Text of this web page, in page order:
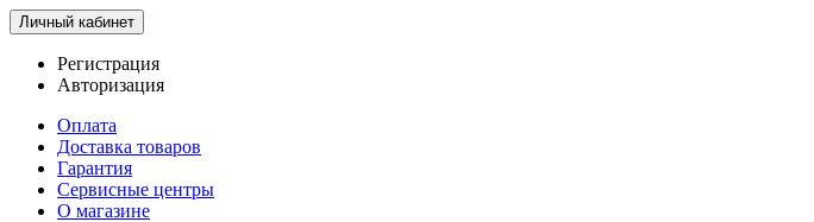
Личный кабинет
Регистрация
Авторизация
Оплата
Доставка товаров
Гарантия
Сервисные центры
О магазине